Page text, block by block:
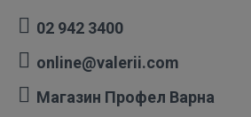
02 942 3400
online@valerii.com
Магазин Профел Варна